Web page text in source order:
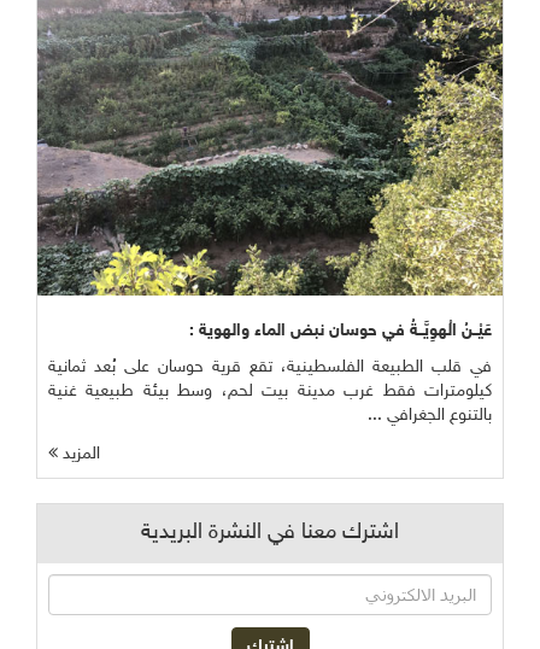
عَيْــنُ الْهوِيَّــةُ في حوسان نبض الماء والهوية :
في قلب الطبيعة الفلسطينية، تقع قرية حوسان على بُعد ثمانية
كيلومترات فقط غرب مدينة بيت لحم، وسط بيئة طبيعية غنية
بالتنوع الجغرافي ...
المزيد
اشترك معنا في النشرة البريدية